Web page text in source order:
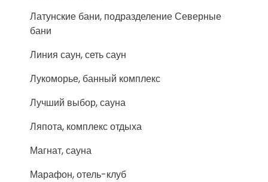
Латунские бани, подразделение Северные
бани
Линия саун, сеть саун
Лукоморье, банный комплекс
Лучший выбор, сауна
Ляпота, комплекс отдыха
Магнат, сауна
Марафон, отель-клуб